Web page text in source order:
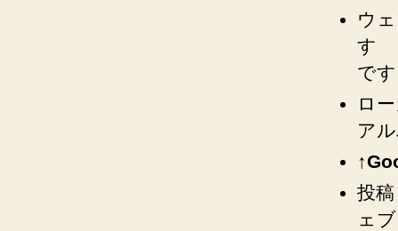
ウ
す
で
ロ
ア
↑
投
ェ